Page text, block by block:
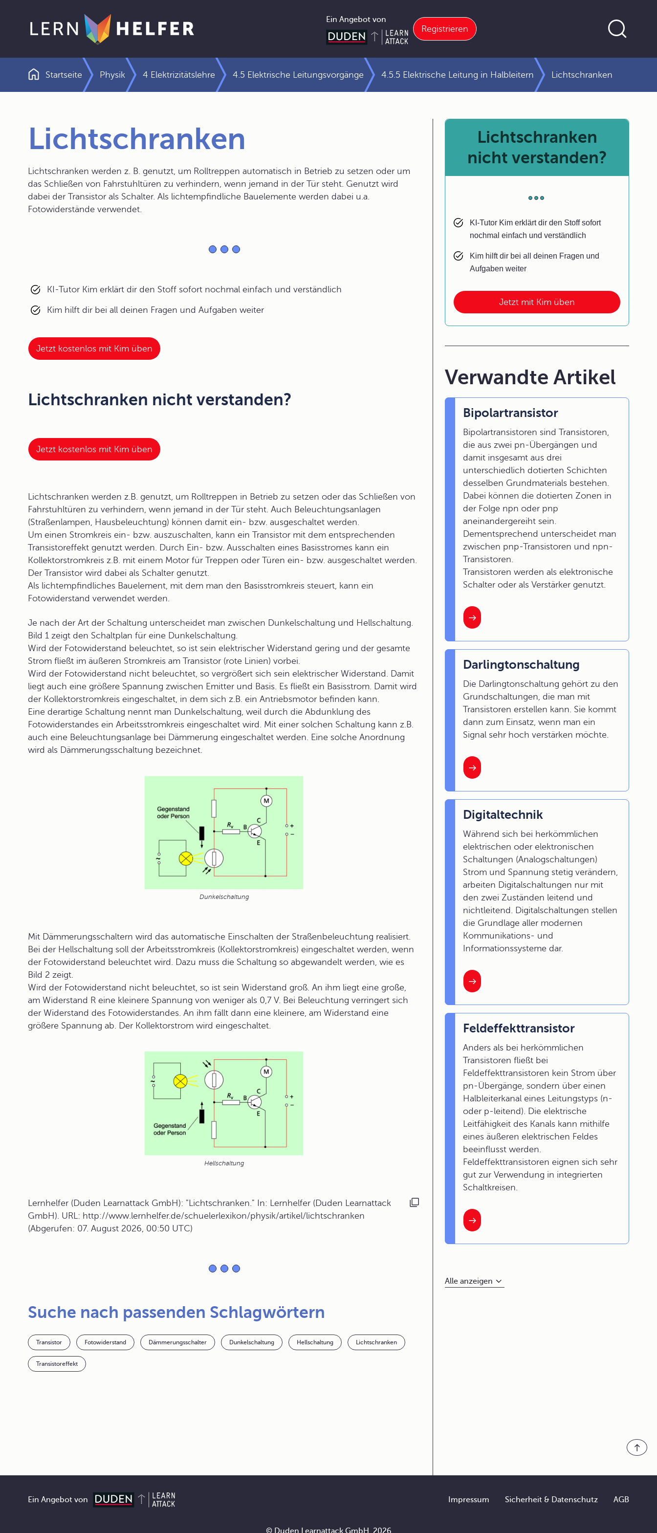
Ein Angebot von
Registrieren
Pfadnavigation
Startseite Physik 4 Elektrizitätslehre 4.5 Elektrische Leitungsvorgänge 4.5.5 Elektrische Leitung in Halbleitern Lichtschranken
Lichtschranken
Lichtschranken werden z. B. genutzt, um Rolltreppen automatisch in Betrieb zu setzen oder um
das Schließen von Fahrstuhltüren zu verhindern, wenn jemand in der Tür steht. Genutzt wird
dabei der Transistor als Schalter. Als lichtempfindliche Bauelemente werden dabei u.a.
Fotowiderstände verwendet.
KI-Tutor Kim erklärt dir den Stoff sofort nochmal einfach und verständlich
Kim hilft dir bei all deinen Fragen und Aufgaben weiter
Jetzt kostenlos mit Kim üben
Lichtschranken nicht verstanden?
Jetzt kostenlos mit Kim üben
Lichtschranken werden z.B. genutzt, um Rolltreppen in Betrieb zu setzen oder das Schließen von
Fahrstuhltüren zu verhindern, wenn jemand in der Tür steht. Auch Beleuchtungsanlagen
(Straßenlampen, Hausbeleuchtung) können damit ein- bzw. ausgeschaltet werden.
Um einen Stromkreis ein- bzw. auszuschalten, kann ein Transistor mit dem entsprechenden
Transistoreffekt genutzt werden. Durch Ein- bzw. Ausschalten eines Basisstromes kann ein
Kollektorstromkreis z.B. mit einem Motor für Treppen oder Türen ein- bzw. ausgeschaltet werden.
Der Transistor wird dabei als Schalter genutzt.
Als lichtempfindliches Bauelement, mit dem man den Basisstromkreis steuert, kann ein
Fotowiderstand verwendet werden.
Je nach der Art der Schaltung unterscheidet man zwischen Dunkelschaltung und Hellschaltung.
Bild 1 zeigt den Schaltplan für eine Dunkelschaltung.
Wird der Fotowiderstand beleuchtet, so ist sein elektrischer Widerstand gering und der gesamte
Strom fließt im äußeren Stromkreis am Transistor (rote Linien) vorbei.
Wird der Fotowiderstand nicht beleuchtet, so vergrößert sich sein elektrischer Widerstand. Damit
liegt auch eine größere Spannung zwischen Emitter und Basis. Es fließt ein Basisstrom. Damit wird
der Kollektorstromkreis eingeschaltet, in dem sich z.B. ein Antriebsmotor befinden kann.
Eine derartige Schaltung nennt man Dunkelschaltung, weil durch die Abdunklung des
Fotowiderstandes ein Arbeitsstromkreis eingeschaltet wird. Mit einer solchen Schaltung kann z.B.
auch eine Beleuchtungsanlage bei Dämmerung eingeschaltet werden. Eine solche Anordnung
wird als Dämmerungsschaltung bezeichnet.
Dunkelschaltung
Mit Dämmerungsschaltern wird das automatische Einschalten der Straßenbeleuchtung realisiert.
Bei der Hellschaltung soll der Arbeitsstromkreis (Kollektorstromkreis) eingeschaltet werden, wenn
der Fotowiderstand beleuchtet wird. Dazu muss die Schaltung so abgewandelt werden, wie es
Bild 2 zeigt.
Wird der Fotowiderstand nicht beleuchtet, so ist sein Widerstand groß. An ihm liegt eine große,
am Widerstand R eine kleinere Spannung von weniger als 0,7 V. Bei Beleuchtung verringert sich
der Widerstand des Fotowiderstandes. An ihm fällt dann eine kleinere, am Widerstand eine
größere Spannung ab. Der Kollektorstrom wird eingeschaltet.
Hellschaltung
Lernhelfer (Duden Learnattack GmbH): "Lichtschranken." In: Lernhelfer (Duden Learnattack
GmbH). URL: http://www.lernhelfer.de/schuelerlexikon/physik/artikel/lichtschranken
(Abgerufen: 07. August 2026, 00:50 UTC)
Suche nach passenden Schlagwörtern
Transistor Fotowiderstand Dämmerungsschalter Dunkelschaltung Hellschaltung Lichtschranken
Transistoreffekt
Jetzt mit Kim üben
Lichtschranken
nicht verstanden?
KI-Tutor Kim erklärt dir den Stoff sofort
nochmal einfach und verständlich
Kim hilft dir bei all deinen Fragen und
Aufgaben weiter
Verwandte Artikel
Bipolartransistor
Bipolartransistoren sind Transistoren,
die aus zwei pn-Übergängen und
damit insgesamt aus drei
unterschiedlich dotierten Schichten
desselben Grundmaterials bestehen.
Dabei können die dotierten Zonen in
der Folge npn oder pnp
aneinandergereiht sein.
Dementsprechend unterscheidet man
zwischen pnp-Transistoren und npn-
Transistoren.
Transistoren werden als elektronische
Schalter oder als Verstärker genutzt.
Darlingtonschaltung
Die Darlingtonschaltung gehört zu den
Grundschaltungen, die man mit
Transistoren erstellen kann. Sie kommt
dann zum Einsatz, wenn man ein
Signal sehr hoch verstärken möchte.
Digitaltechnik
Während sich bei herkömmlichen
elektrischen oder elektronischen
Schaltungen (Analogschaltungen)
Strom und Spannung stetig verändern,
arbeiten Digitalschaltungen nur mit
den zwei Zuständen leitend und
nichtleitend. Digitalschaltungen stellen
die Grundlage aller modernen
Kommunikations- und
Informationssysteme dar.
Feldeffekttransistor
Anders als bei herkömmlichen
Transistoren fließt bei
Feldeffekttransistoren kein Strom über
pn-Übergänge, sondern über einen
Halbleiterkanal eines Leitungstyps (n-
oder p-leitend). Die elektrische
Leitfähigkeit des Kanals kann mithilfe
eines äußeren elektrischen Feldes
beeinflusst werden.
Feldeffekttransistoren eignen sich sehr
gut zur Verwendung in integrierten
Schaltkreisen.
Alle anzeigen
Ein Angebot von Footer
Impressum Sicherheit & Datenschutz AGB
© Duden Learnattack GmbH, 2026